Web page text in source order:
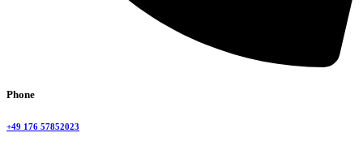
Phone
+49 176 57852023